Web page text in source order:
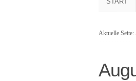
Aktuelle Seite: